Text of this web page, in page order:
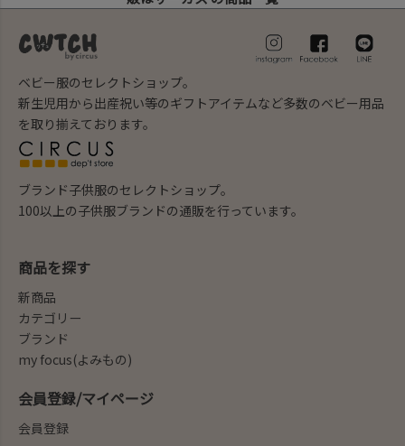
ベビー服のセレクトショップ。
新生児用から出産祝い等のギフトアイテムなど多数のベビー用品
を取り揃えております。
ブランド子供服のセレクトショップ。
100以上の子供服ブランドの通販を行っています。
商品を探す
新商品
カテゴリー
ブランド
my focus(よみもの)
会員登録/マイページ
会員登録